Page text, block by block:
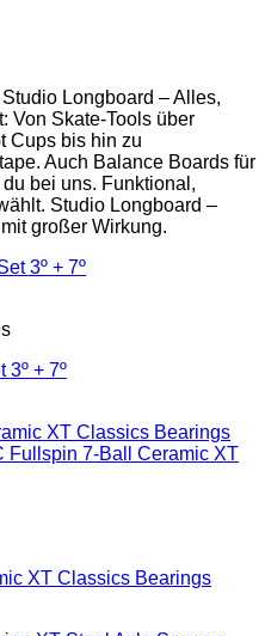
Longboard – Alles,
Von Skate-Tools über
Cups bis hin zu
Auch Balance Boards für
bei uns. Funktional,
Studio Longboard –
großer Wirkung.
3º + 7º
XT Classics Bearings